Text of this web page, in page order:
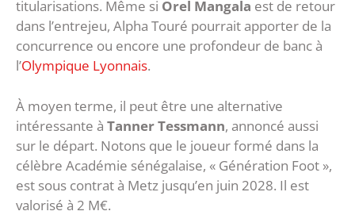
titularisations. Même si Orel Mangala est de retour
dans l’entrejeu, Alpha Touré pourrait apporter de la
concurrence ou encore une profondeur de banc à
l’Olympique Lyonnais.
À moyen terme, il peut être une alternative
intéressante à Tanner Tessmann, annoncé aussi
sur le départ. Notons que le joueur formé dans la
célèbre Académie sénégalaise, « Génération Foot »,
est sous contrat à Metz jusqu’en juin 2028. Il est
valorisé à 2 M€.